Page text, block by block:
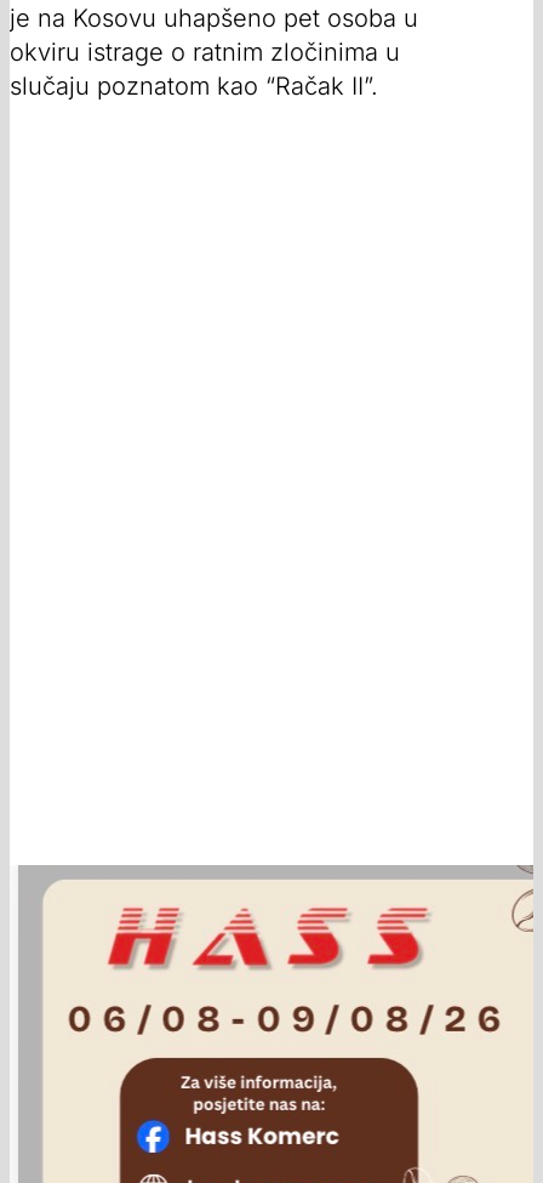
je na Kosovu uhapšeno pet osoba u
okviru istrage o ratnim zločinima u
slučaju poznatom kao “Račak II”.